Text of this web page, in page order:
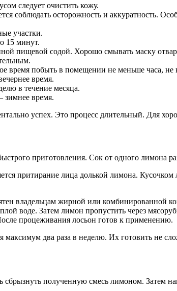
следует очистить кожу.
соблюдать осторожность и аккуратность.
участки.
15 минут.
пищевой содой. Хорошо смывать маску
время побыть в помещении не меньше часа, не
время.
в течение месяца.
зимнее время.
успех. Это процесс длительный. Для
приготовления. Сок от одного лимона
притирание лица долькой лимона. Кусочком
владельцам жирной или комбинированной
воде. Затем лимон пропустить через
процеживания лосьон готов к применению.
два раза в неделю. Их готовить не
полученную смесь лимоном. Затем